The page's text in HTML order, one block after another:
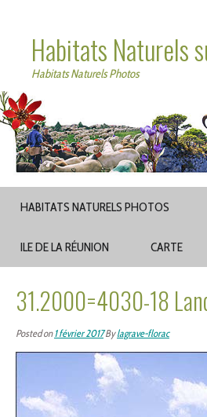
Habitats Naturels
Habitats Naturels Photos
HABITATS NATURELS PHOTOS
ILE DE LA RÉUNION CARTE
31.2000=4030-18
Posted on1 février 2017Bylagrave-florac